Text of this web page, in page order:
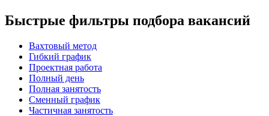
Быстрые фильтры подбора вакансий
Вахтовый метод
Гибкий график
Проектная работа
Полный день
Полная занятость
Сменный график
Частичная занятость